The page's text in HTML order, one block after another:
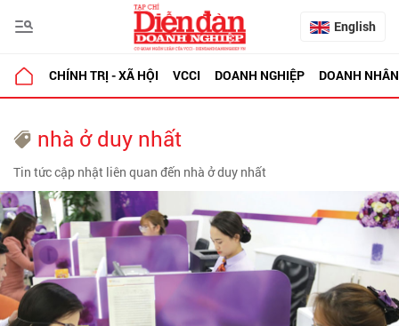
English
CHÍNH TRỊ - XÃ HỘI VCCI DOANH NGHIỆP DOANH NHÂN
nhà ở duy nhất
Tin tức cập nhật liên quan đến nhà ở duy nhất